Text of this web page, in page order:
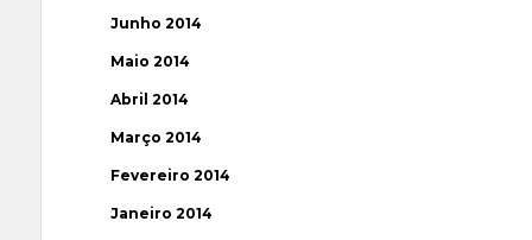
Junho 2014
Maio 2014
Abril 2014
Março 2014
Fevereiro 2014
Janeiro 2014